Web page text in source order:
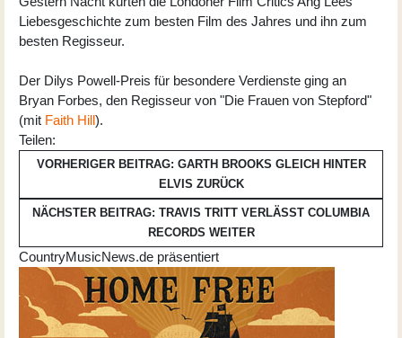
Liebesgeschichte zum besten Film des Jahres und ihn zum
besten Regisseur.
Der Dilys Powell-Preis für besondere Verdienste ging an
Bryan Forbes, den Regisseur von "Die Frauen von Stepford"
(mit Faith Hill).
Teilen:
VORHERIGER BEITRAG: GARTH BROOKS GLEICH HINTER
ELVIS ZURÜCK
NÄCHSTER BEITRAG: TRAVIS TRITT VERLÄSST COLUMBIA
RECORDS WEITER
CountryMusicNews.de präsentiert